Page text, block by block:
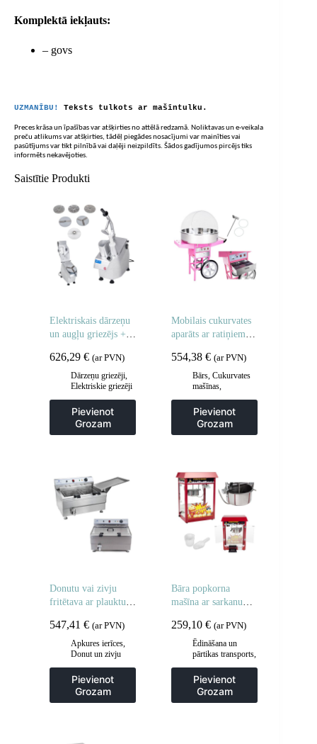
Komplektā iekļauts:
– govs
UZMANĪBU! Teksts tulkots ar mašīntulku.
Preces krāsa un īpašības var atšķirties no attēlā redzamā. Noliktavas un e-veikala
preču atlikums var atšķirties, tādēļ piegādes nosacījumi var mainīties vai
pasūtījums var tikt pilnībā vai daļēji neizpildīts. Šādos gadījumos pircējs tiks
informēts nekavējoties.
Saistītie Produkti
Elektriskais dārzeņu
un augļu griezējs + 5
626,29 € (ar PVN)
Dārzeņu griezēji
Elektriskie griezēji
Gastronomija
Manuāla un
mehāniska
Pievienot
Grozam
Mobilais cukurvates
aparāts ar ratiņiem uz
554,38€ (ar PVN)
Bārs ,Cukurvates
mašīnas
Pievienot
Grozam
Donutu vai zivju
fritētava ar plauktu,
547,41 € (ar PVN)
Apkures ierīces,
Donut un zivju
cepšanas iekārtas
Gastronomija
Virtuve
Pievienot
Grozam
Bāra popkorna
mašīna ar sarkanu
259,10€ (ar PVN)
Ēdināšana un
pārtikas transports,
Popkorna mašīnas
Pievienot
Grozam